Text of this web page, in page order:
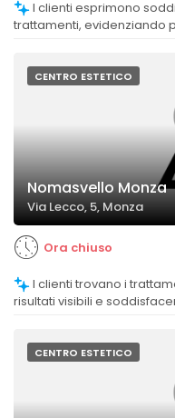
trattamenti, evidenziando
CENTRO ESTETICO
Nomasvello Monza
Via Lecco, 5, Monza
Ora chiuso
risultati visibili e
CENTRO ESTETICO